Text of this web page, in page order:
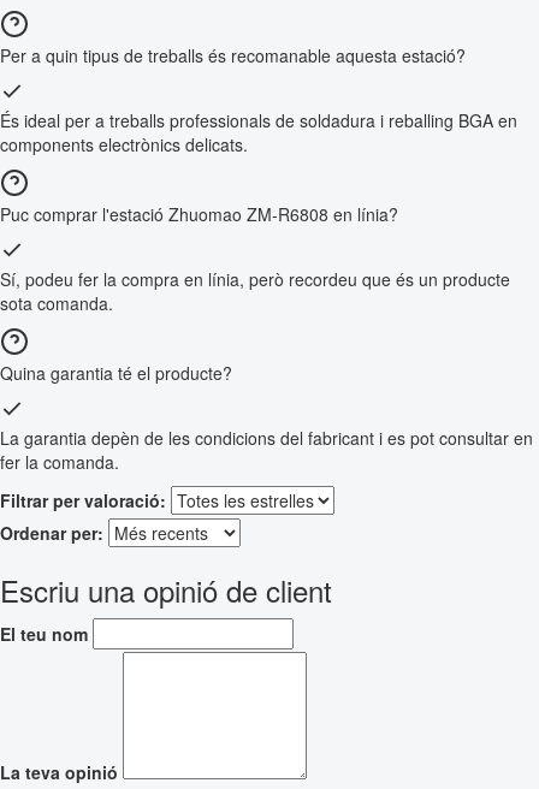
Per a quin tipus de treballs és recomanable aquesta estació?
És ideal per a treballs professionals de soldadura i reballing BGA en
components electrònics delicats.
Puc comprar l'estació Zhuomao ZM-R6808 en línia?
Sí, podeu fer la compra en línia, però recordeu que és un producte
sota comanda.
Quina garantia té el producte?
La garantia depèn de les condicions del fabricant i es pot consultar en
fer la comanda.
Filtrar per valoració:
Ordenar per:
Escriu una opinió de client
El teu nom
La teva opinió